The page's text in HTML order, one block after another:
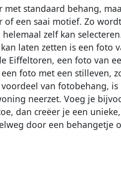
met standaard behang,
of een saai motief. Zo
zelf kan
laten zetten is een foto
Eiffeltoren, een foto van
foto met een stilleven,
van fotobehang,
neerzet. Voeg je
dan creëer je een
door een behangetje